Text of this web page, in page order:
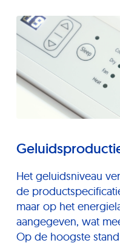
Het geluidsniveau
de
maar op het
aangegeven, wat
Op de hoogste